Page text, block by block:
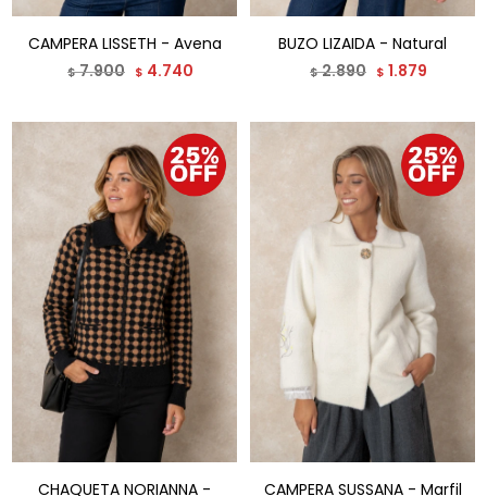
CAMPERA LISSETH - Avena
$7.900 $ 4.740
BUZO LIZAIDA - Natural
$2.890 $ 1.879
CHAQUETA NORIANNA -
CAMPERA SUSSANA - Marfil